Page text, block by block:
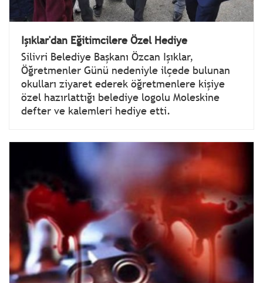
Işıklar'dan Eğitimcilere Özel Hediye
Silivri Belediye Başkanı Özcan Işıklar,
Öğretmenler Günü nedeniyle ilçede bulunan
okulları ziyaret ederek öğretmenlere kişiye
özel hazırlattığı belediye logolu Moleskine
defter ve kalemleri hediye etti.